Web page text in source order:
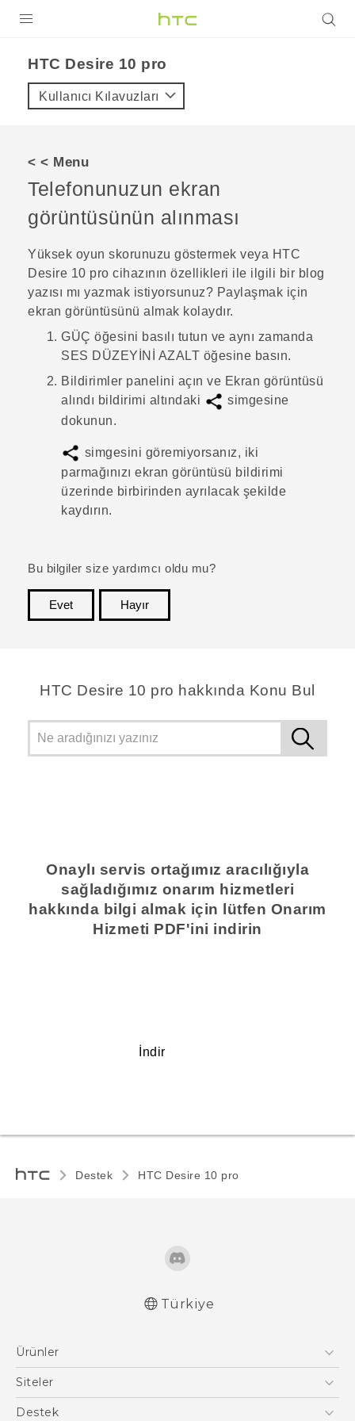
VIVE
VIVERSE
DESTEK
HTC Desire 10 pro‎
Kullanıcı Kılavuzları
< < Menu
Telefonunuzun ekran
görüntüsünün alınması
Yüksek oyun skorunuzu göstermek veya HTC
Desire 10 pro cihazının özellikleri ile ilgili bir blog
yazısı mı yazmak istiyorsunuz? Paylaşmak için
ekran görüntüsünü almak kolaydır.
GÜÇ öğesini basılı tutun ve aynı zamanda
SES DÜZEYİNİ AZALT öğesine basın.
Bildirimler panelini açın ve Ekran görüntüsü
alındı bildirimi altındaki
simgesine
dokunun.
simgesini göremiyorsanız, iki
parmağınızı ekran görüntüsü bildirimi
üzerinde birbirinden ayrılacak şekilde
kaydırın.
Bu bilgiler size yardımcı oldu mu?
Evet
Hayır
HTC Desire 10 pro hakkında Konu Bul
Onaylı servis ortağımız aracılığıyla
sağladığımız onarım hizmetleri
hakkında bilgi almak için lütfen Onarım
Hizmeti PDF'ini indirin
İndir
Destek HTC Desire 10 pro‎
Türkiye
Ürünler
Akıllı Telefonlar
Siteler
HTC Dev
Destek